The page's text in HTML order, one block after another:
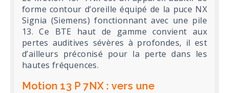
forme contour d’oreille équipé de la puce NX
Signia (Siemens) fonctionnant avec une pile
13. Ce BTE haut de gamme convient aux
pertes auditives sévères à profondes, il est
d’ailleurs préconisé pour la perte dans les
hautes fréquences.
Motion 13 P 7NX : vers une